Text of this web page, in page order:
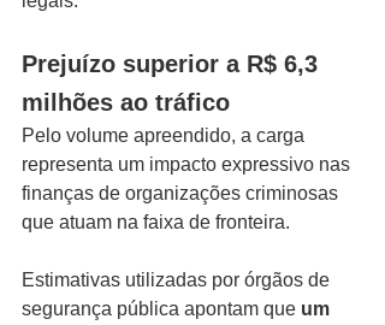
Prejuízo superior a R$ 6,3
milhões ao tráfico
Pelo volume apreendido, a carga
representa um impacto expressivo nas
finanças de organizações criminosas
que atuam na faixa de fronteira.
Estimativas utilizadas por órgãos de
segurança pública apontam que um